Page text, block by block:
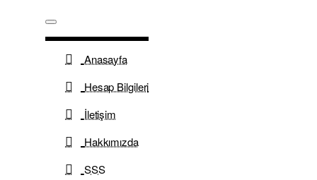
Anasayfa
Hesap Bilgileri
İletişim
Hakkımızda
SSS